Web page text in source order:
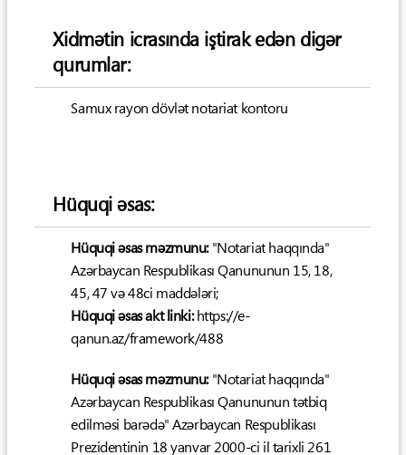
Xidmətin icrasında iştirak edən digər
qurumlar:
Samux rayon dövlət notariat kontoru
Hüquqi əsas:
Hüquqi əsas məzmunu:"Notariat haqqında"
Azərbaycan Respublikası Qanununun 15, 18,
45, 47 və 48ci maddələri;
Hüquqi əsas akt linki:https://e-
qanun.az/framework/488
Hüquqi əsas məzmunu:"Notariat haqqında"
Azərbaycan Respublikası Qanununun tətbiq
edilməsi barədə" Azərbaycan Respublikası
Prezidentinin 18 yanvar 2000-ci il tarixli 261